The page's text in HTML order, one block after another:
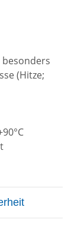
(Hitze;